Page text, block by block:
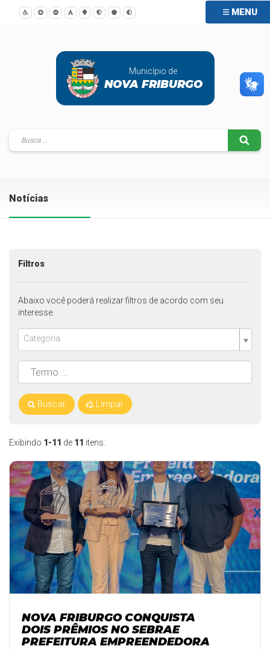
MENU
Município de
NOVA FRIBURGO
Notícias
Exibindo 1-11 de 11 itens.
NOVA FRIBURGO CONQUISTA
DOIS PRÊMIOS NO SEBRAE
PREFEITURA EMPREENDEDORA
Filtros
Abaixo você poderá realizar filtros de acordo com seu
interesse.
Categoria
Buscar Limpar